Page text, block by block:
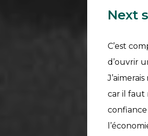
Next
C’est
d’ouvrir
car il faut